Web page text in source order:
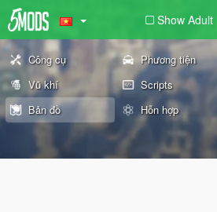
Show Adult
Công cụ Phương tiện
Vũ khí
Scripts
Bản đồ
Hỗn hợp